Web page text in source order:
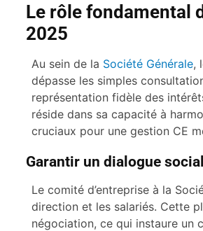
Le rôle fondamental
2025
Au sein de la Société Générale,
dépasse les simples
représentation fidèle des
réside dans sa capacité à
cruciaux pour une gestion CE
Garantir un dialogue
Le comité d’entreprise à la
direction et les salariés. Cette
négociation, ce qui instaure un